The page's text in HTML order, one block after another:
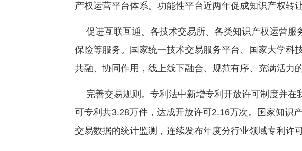
产权运营平台体系。功能性平台近两年促成知识产权转
促进互联互通。各技术交易所、各类知识产权运营服
保险等服务。国家统一技术交易服务平台、国家大学科
共融、协同作用，线上线下融合、规范有序、充满活力
完善交易规则。专利法中新增专利开放许可制度并
可专利共3.28万件，达成开放许可2.16万次。国家知识
交易数据的统计监测，连续发布年度分行业领域专利许